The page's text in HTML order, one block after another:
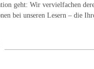
geht: Wir vervielfachen
bei unseren Lesern – die